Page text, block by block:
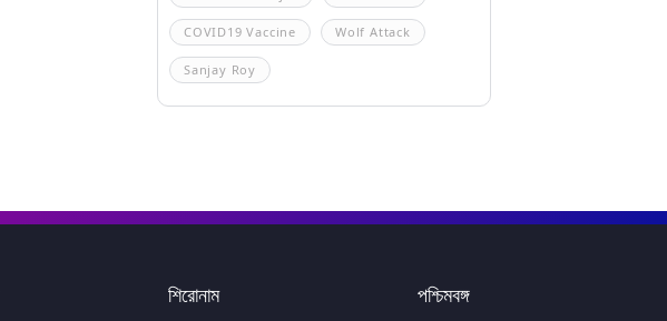
COVID19 Vaccine Wolf Attack
Sanjay Roy
শিরোনাম
পশ্চিমবঙ্গ